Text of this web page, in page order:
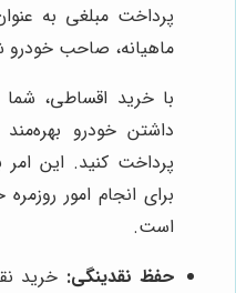
پرداخت مبلغی به
ماهیانه، صاحب خودرو
با خرید اقساطی، شما
داشتن خودرو
پرداخت کنید. این امر
برای انجام امور
است.
حفظ نقدینگی: خرید